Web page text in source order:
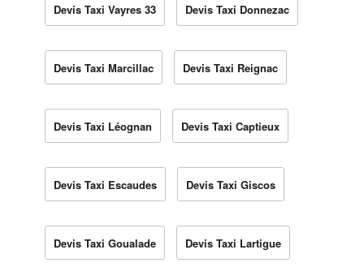
Devis Taxi Vayres 33 Devis Taxi Donnezac
Devis Taxi Marcillac Devis Taxi Reignac
Devis Taxi Léognan Devis Taxi Captieux
Devis Taxi Escaudes Devis Taxi Giscos
Devis Taxi Goualade Devis Taxi Lartigue